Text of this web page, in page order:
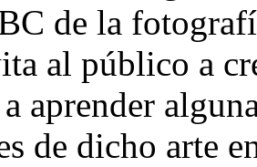
de la
al público a
aprender
de dicho arte